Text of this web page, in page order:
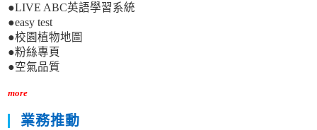
●LIVE ABC英語學習系統
●easy test
●校園植物地圖
●粉絲專頁
●空氣品質
more
業務推動